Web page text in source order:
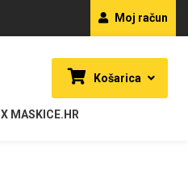
Moj račun
Košarica
MASKICE.HR